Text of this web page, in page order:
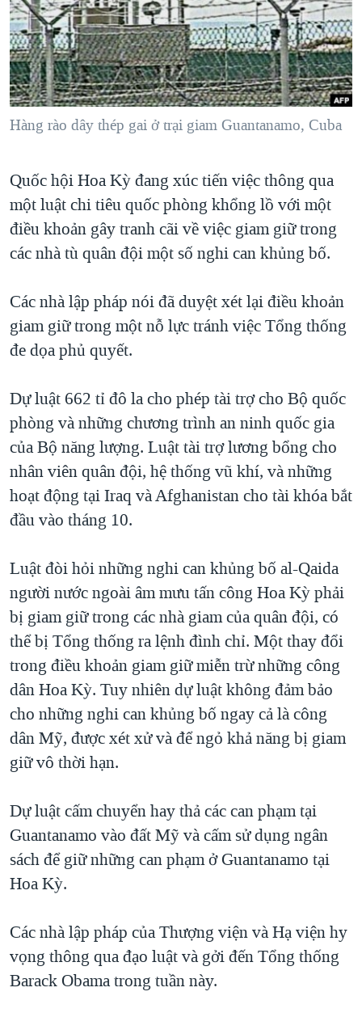
"Tìm"NGƯỜI VIỆT HẢI NGOẠI
ĐỜI SỐNG
KINH TẾ
KHOA HỌC
SỨC KHOẺ
THỂ THAO
GIÁO DỤC
TẠI
HÀNH TRÌNH BẦU CỬ 2024
MỘT NĂM CHIẾN TRANH TẠI DẢI GAZA
GIẢI MÃ VÀNH ĐAI & CON ĐƯỜNG
NGÀY TỊ NẠN THẾ GIỚI
GROUND ZERO – XƯA VÀ NAY
CHI PHÍ CHIẾN TRANH AFGHANISTAN
CÁC GIÁ TRỊ CỘNG HÒA Ở VIỆT NAM
THƯỢNG ĐỈNH TRUMP-KIM TẠI VIỆT NAM
TRỊNH VĨNH BÌNH VS. CHÍNH PHỦ VIỆT NAM
NGƯ DÂN VIỆT VÀ LÀN SÓNG TRỘM HẢI SÂM
BÊN KIA QUỐC LỘ: TIẾNG VỌNG TỪ NÔNG THÔN MỸ
VIDEO
NGHE
MẠNG XÃ HỘI
Hàng rào dây thép gai ở trại giam Guantanamo, Cuba
Quốc hội Hoa Kỳ đang xúc tiến việc thông qua
một luật chi tiêu quốc phòng khổng lồ với một
điều khoản gây tranh cãi về việc giam giữ trong
các nhà tù quân đội một số nghi can khủng bố.
Các nhà lập pháp nói đã duyệt xét lại điều khoản
giam giữ trong một nỗ lực tránh việc Tổng thống
đe dọa phủ quyết.
Dự luật 662 tỉ đô la cho phép tài trợ cho Bộ quốc
phòng và những chương trình an ninh quốc gia
của Bộ năng lượng. Luật tài trợ lương bổng cho
nhân viên quân đội, hệ thống vũ khí, và những
hoạt động tại Iraq và Afghanistan cho tài khóa bắt
đầu vào tháng 10.
Luật đòi hỏi những nghi can khủng bố al-Qaida
người nước ngoài âm mưu tấn công Hoa Kỳ phải
bị giam giữ trong các nhà giam của quân đội, có
thể bị Tổng thống ra lệnh đình chỉ. Một thay đổi
trong điều khoản giam giữ miễn trừ những công
dân Hoa Kỳ. Tuy nhiên dự luật không đảm bảo
cho những nghi can khủng bố ngay cả là công
dân Mỹ, được xét xử và để ngỏ khả năng bị giam
giữ vô thời hạn.
Dự luật cấm chuyển hay thả các can phạm tại
Guantanamo vào đất Mỹ và cấm sử dụng ngân
sách để giữ những can phạm ở Guantanamo tại
Hoa Kỳ.
Các nhà lập pháp của Thượng viện và Hạ viện hy
vọng thông qua đạo luật và gởi đến Tổng thống
Barack Obama trong tuần này.